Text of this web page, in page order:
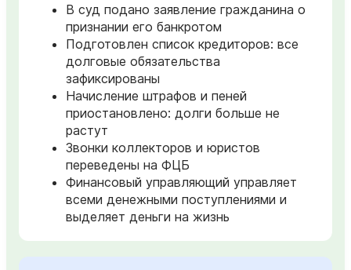
В суд подано заявление гражданина о
признании его банкротом
Подготовлен список кредиторов: все
долговые обязательства
зафиксированы
Начисление штрафов и пеней
приостановлено: долги больше не
растут
Звонки коллекторов и юристов
переведены на ФЦБ
Финансовый управляющий управляет
всеми денежными поступлениями и
выделяет деньги на жизнь